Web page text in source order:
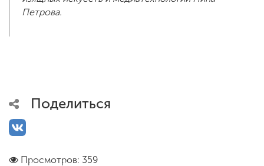
Петрова.
Поделиться
Просмотров: 359